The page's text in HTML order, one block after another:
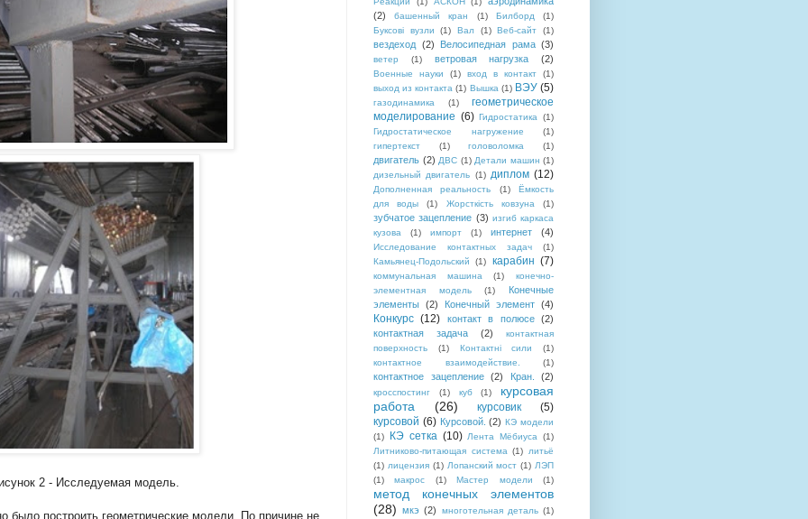
2 - Исследуемая модель.
построить геометрические модели. По причине не
(2)
башенный кран (1) Билборд
(1)
Буксові вузли
(1) Вал (1) Веб-сайт (1)
вездеход (2) Велосипедная рама (3)
ветер (1) ветровая нагрузка (2)
Военные науки (1) вход в контакт
(1)
выход из контакта (1) Вышка (1) ВЭУ (5)
газодинамика (1)
геометрическое
моделирование (6) Гидростатика
(1)
Гидростатическое нагружение
(1)
гипертекст
(1) головоломка (1)
двигатель (2) ДВС (1) Детали машин (1)
дизельный двигатель (1) диплом (12)
Дополненная реальность (1)
Ёмкость
для воды
(1) Жорсткість ковзуна (1)
зубчатое зацепление (3) изгиб каркаса
кузова
(1) импорт (1) интернет (4)
Исследование контактных задач
(1)
Камьянец-Подольский
(1) карабин (7)
коммунальная машина (1)
конечно-
элементная модель
(1)
Конечные
элементы (2) Конечный элемент (4)
Конкурс (12) контакт в полюсе
(2)
контактная задача
(2)
контактная
поверхность
(1) Контактні сили
(1)
контактное взаимодействие.
(1)
контактное зацепление (2) Кран. (2)
кросспостинг (1) куб (1)
курсовая
работа
(26) курсовик
(5)
курсовой (6) Курсовой. (2) КЭ модели
(1)
КЭ сетка (10) Лента Мёбиуса
(1)
Литниково-питающая система (1)
литьё
(1) лицензия (1) Лопанский мост (1) ЛЭП
(1)
макрос (1) Мастер модели (1)
метод конечных элементов
(28)
мкэ (2) многотельная деталь (1)